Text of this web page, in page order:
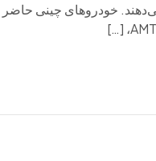
خودروهای چینی حاضر در